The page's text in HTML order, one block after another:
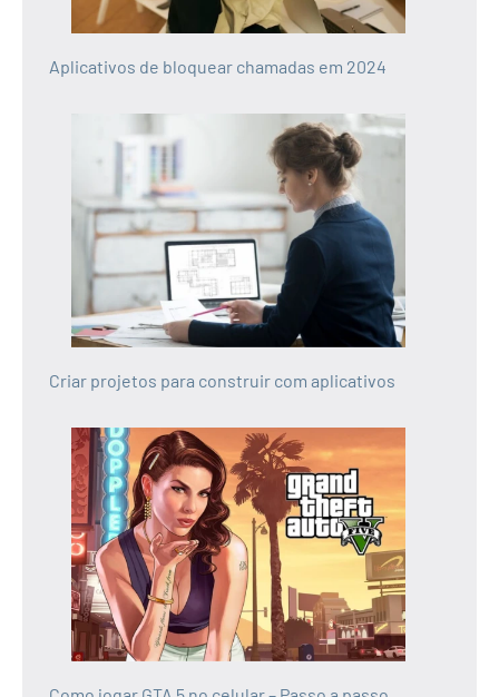
Aplicativos de bloquear chamadas em 2024
Criar projetos para construir com aplicativos